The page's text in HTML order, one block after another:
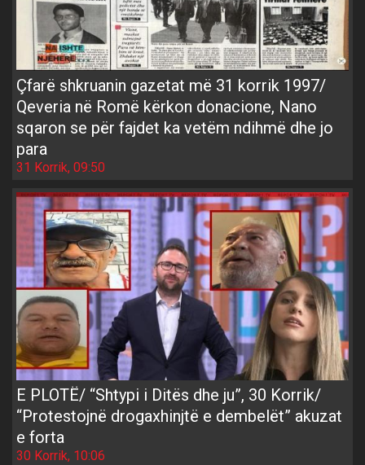
Çfarë shkruanin gazetat më 31 korrik 1997/
Qeveria në Romë kërkon donacione, Nano
sqaron se për fajdet ka vetëm ndihmë dhe jo
para
31 Korrik, 09:50
E PLOTË/ “Shtypi i Ditës dhe ju”, 30 Korrik/
“Protestojnë drogaxhinjtë e dembelët” akuzat
e forta
30 Korrik, 10:06